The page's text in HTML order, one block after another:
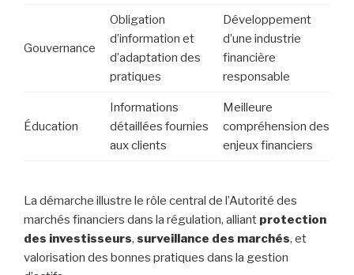
Gouvernance
Obligation
d’information et
d’adaptation des
pratiques
Développement
d’une industrie
financière
responsable
Éducation
Informations
détaillées fournies
aux clients
Meilleure
compréhension des
enjeux financiers
La démarche illustre le rôle central de l’Autorité des
marchés financiers dans la régulation, alliant protection
des investisseurs, surveillance des marchés, et
valorisation des bonnes pratiques dans la gestion